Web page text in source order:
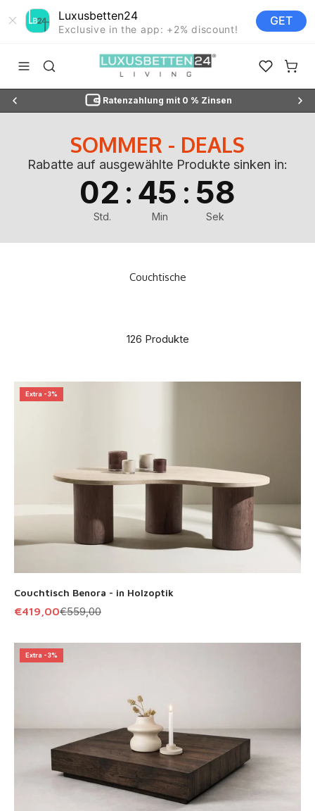
Luxusbetten24
Exclusive in the app: +2% discount!
GET
Navigationsmenü öffnen
Suche öffnen
Luxusbetten24
Favoriten
Ratenzahlung mit 0 % Zinsen
SOMMER - DEALS
Rabatte auf ausgewählte Produkte sinken in:
02 : 45 : 56
Std. Min Sek
126 Produkte
Extra -3%
Couchtisch Benora - in Holzoptik
Angebot
€419,00Regulärer Preis
€559,00
Extra -3%